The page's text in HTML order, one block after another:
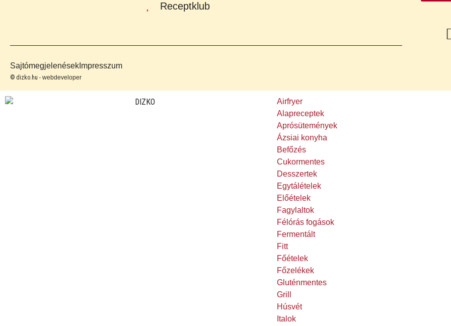
Receptklub
Sajtómegjelenések Impresszum
© dizko.hu - webdeveloper
Airfryer
Alapreceptek
Aprósütemények
Ázsiai konyha
Befőzés
Cukormentes
Desszertek
Egytálételek
Előételek
Fagylaltok
Félórás fogások
Fermentált
Fitt
Főételek
Főzelékek
Gluténmentes
Grill
Húsvét
Italok